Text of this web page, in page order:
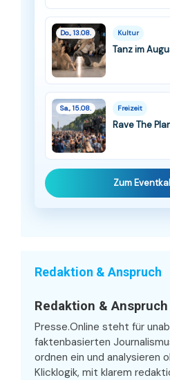
Do., 13.08. Kultur
Tanz im
Sa., 15.08. Freizeit
Rave The
Zum
Redaktion & Anspruch
Redaktion & Anspruch
Presse.Online steht für
faktenbasierten
ordnen ein und analysieren
Klicklogik, mit klarem